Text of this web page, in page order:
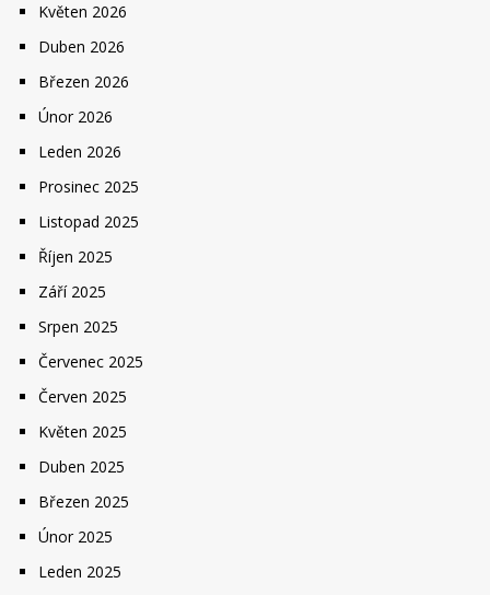
Květen 2026
Duben 2026
Březen 2026
Únor 2026
Leden 2026
Prosinec 2025
Listopad 2025
Říjen 2025
Září 2025
Srpen 2025
Červenec 2025
Červen 2025
Květen 2025
Duben 2025
Březen 2025
Únor 2025
Leden 2025